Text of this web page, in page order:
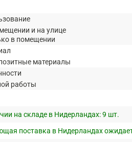
и на улице
в помещении
материалы
работы
на складе в Нидерландах:9 шт.
поставка в Нидерландах